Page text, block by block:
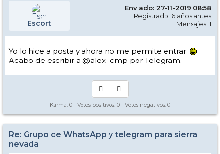
Escort
Enviado: 27-11-2019 08:58
Registrado: 6 años antes
Mensajes: 1
Yo lo hice a posta y ahora no me permite entrar
Acabo de escribir a @alex_cmp por Telegram.
Karma: 0 - Votos positivos: 0 - Votos negativos: 0
Re: Grupo de WhatsApp y telegram para sierra
nevada